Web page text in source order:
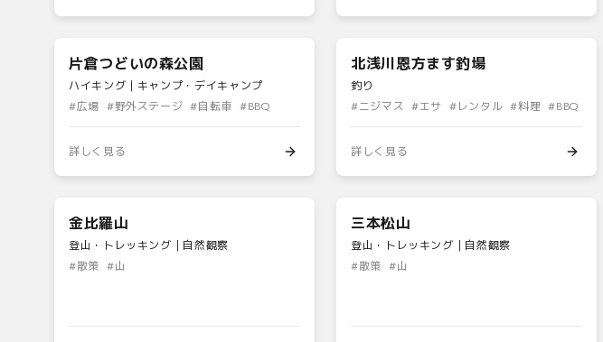
片倉つどいの森公園
ハイキング｜キャンプ・デイキャンプ
#広場 #野外ステージ #自転車 #BBQ
詳しく見る
北浅川恩方ます釣場
釣り
#ニジマス #エサ #レンタル #料理 #BBQ
詳しく見る
金比羅山
登山・トレッキング｜自然観察
#散策 #山
三本松山
登山・トレッキング｜自然観察
#散策 #山